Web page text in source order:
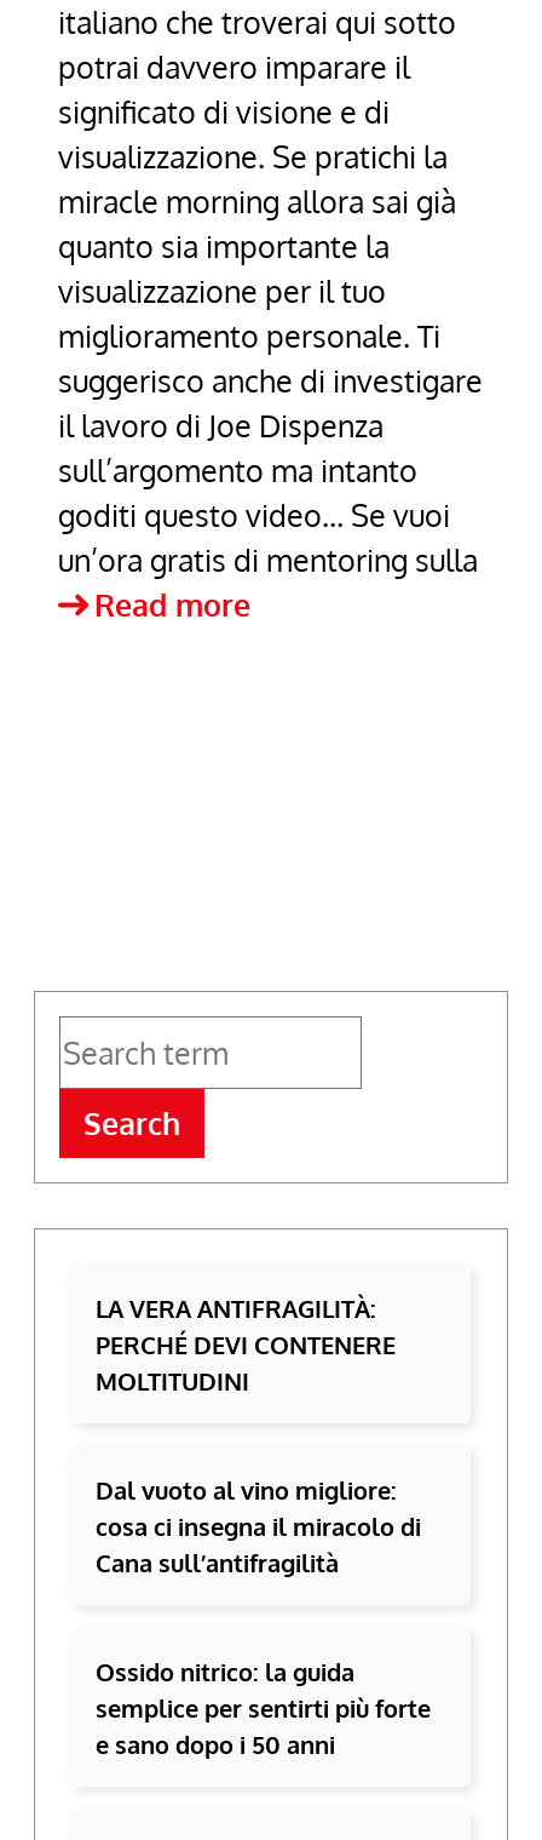
italiano che troverai qui sotto
potrai davvero imparare il
significato di visione e di
visualizzazione. Se pratichi la
miracle morning allora sai già
quanto sia importante la
visualizzazione per il tuo
miglioramento personale. Ti
suggerisco anche di investigare
il lavoro di Joe Dispenza
sull’argomento ma intanto
goditi questo video… Se vuoi
un’ora gratis di mentoring sulla
Read moreLezione
Search
LA VERA ANTIFRAGILITÀ:
PERCHÉ DEVI CONTENERE
MOLTITUDINI
Dal vuoto al vino migliore:
cosa ci insegna il miracolo di
Cana sull’antifragilità
Ossido nitrico: la guida
semplice per sentirti più forte
e sano dopo i 50 anni